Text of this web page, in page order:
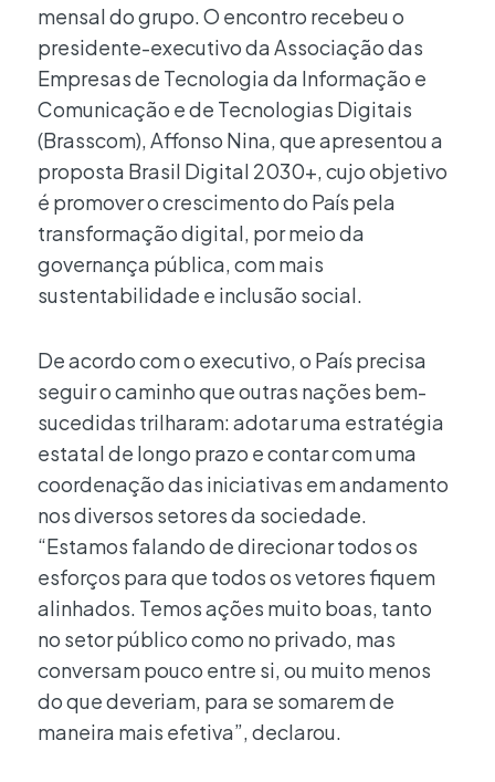
mensal do grupo. O encontro recebeu o
presidente-executivo da Associação das
Empresas de Tecnologia da Informação e
Comunicação e de Tecnologias Digitais
(Brasscom), Affonso Nina, que apresentou a
proposta Brasil Digital 2030+, cujo objetivo
é promover o crescimento do País pela
transformação digital, por meio da
governança pública, com mais
sustentabilidade e inclusão social.
De acordo com o executivo, o País precisa
seguir o caminho que outras nações bem-
sucedidas trilharam: adotar uma estratégia
estatal de longo prazo e contar com uma
coordenação das iniciativas em andamento
nos diversos setores da sociedade.
“Estamos falando de direcionar todos os
esforços para que todos os vetores fiquem
alinhados. Temos ações muito boas, tanto
no setor público como no privado, mas
conversam pouco entre si, ou muito menos
do que deveriam, para se somarem de
maneira mais efetiva”, declarou.